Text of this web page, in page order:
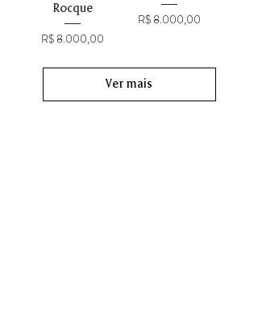
Rocque
Preço
R$ 8.000,00
Preço
R$ 8.000,00
Ver mais